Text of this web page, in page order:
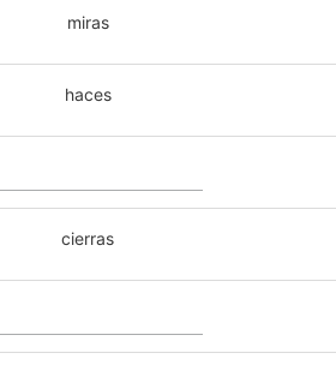
miras
haces
cierras